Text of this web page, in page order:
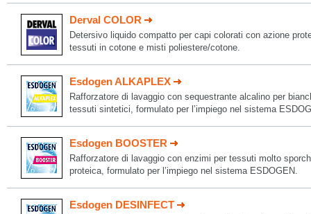
Derval COLOR
Detersivo liquido compatto per capi colorati con azione
tessuti in cotone e misti poliestere/cotone.
Esdogen ALKAPLEX
Rafforzatore di lavaggio con sequestrante alcalino per
tessuti sintetici, formulato per l’impiego nel sistema
Esdogen BOOSTER
Rafforzatore di lavaggio con enzimi per tessuti molto
proteica, formulato per l’impiego nel sistema ESDOGEN.
Esdogen DESINFECT